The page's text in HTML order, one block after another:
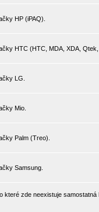
HP (iPAQ).
HTC (HTC, MDA, XDA,
LG.
Mio.
Palm (Treo).
Samsung.
které zde neexistuje